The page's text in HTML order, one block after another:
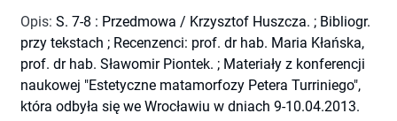
Opis: S. 7-8 : Przedmowa / Krzysztof Huszcza. ; Bibliogr.
przy tekstach ; Recenzenci: prof. dr hab. Maria Kłańska,
prof. dr hab. Sławomir Piontek. ; Materiały z konferencji
naukowej "Estetyczne matamorfozy Petera Turriniego",
która odbyła się we Wrocławiu w dniach 9-10.04.2013.